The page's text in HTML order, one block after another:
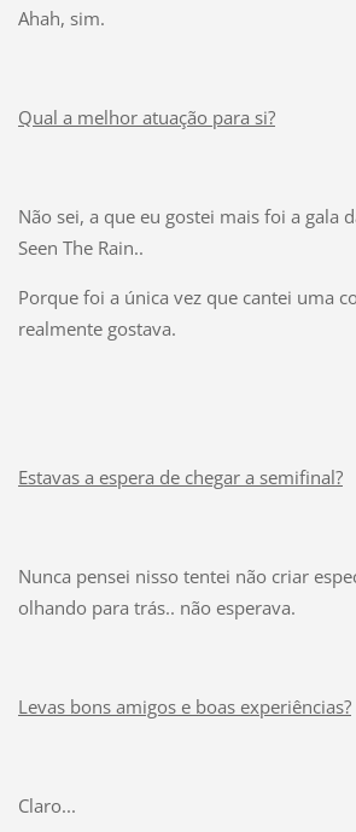
Ahah, sim.
Qual a melhor atuação para si?
Não sei, a que eu gostei mais foi a gala
Seen The Rain..
Porque foi a única vez que cantei uma
realmente gostava.
Estavas a espera de chegar a semifinal?
Nunca pensei nisso tentei não criar
olhando para trás.. não esperava.
Levas bons amigos e boas experiências?
Claro...